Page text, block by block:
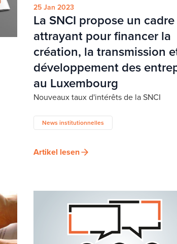
25 Jan 2023
La SNCI propose un cadre
attrayant pour financer la
création, la transmission
développement des
au Luxembourg
Nouveaux taux d'intérêts de la SNCI
News institutionnelles
Artikel lesen